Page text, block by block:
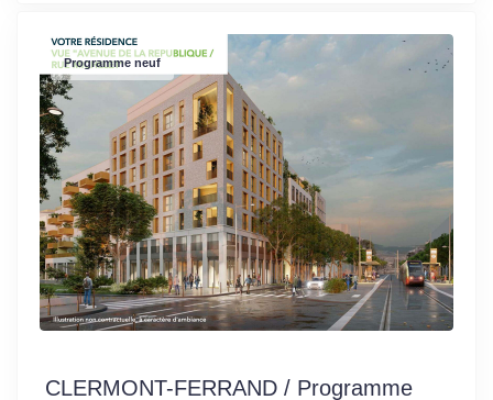
Programme neuf
CLERMONT-FERRAND / Programme